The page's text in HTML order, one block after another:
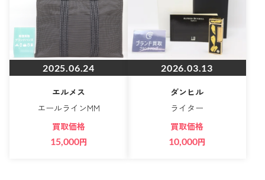
2025.06.24
エルメス
エールラインMM
買取価格
15,000円
2026.03.13
ダンヒル
ライター
買取価格
10,000円